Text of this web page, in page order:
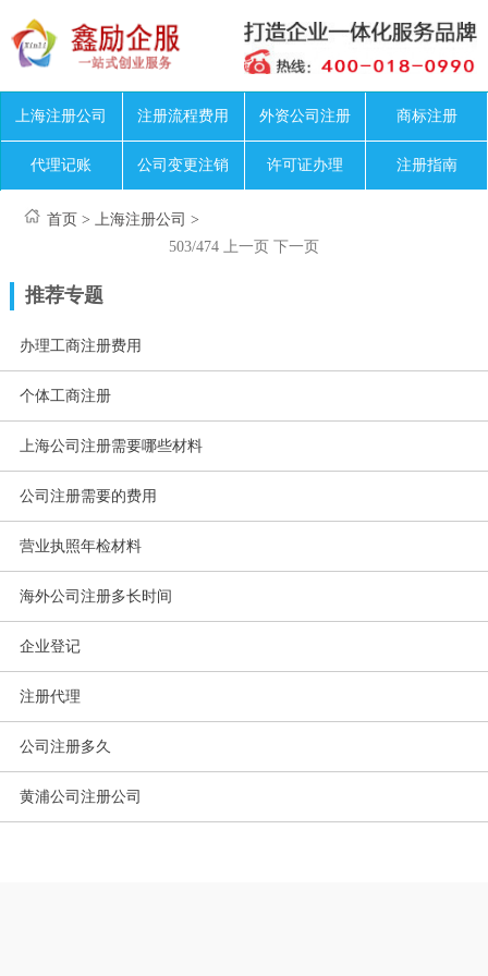
上海注册公司 注册流程费用 外资公司注册 商标注册
代理记账 公司变更注销 许可证办理 注册指南
首页 > 上海注册公司 >
503/474
上一页 下一页
推荐专题
办理工商注册费用
个体工商注册
上海公司注册需要哪些材料
公司注册需要的费用
营业执照年检材料
海外公司注册多长时间
企业登记
注册代理
公司注册多久
黄浦公司注册公司